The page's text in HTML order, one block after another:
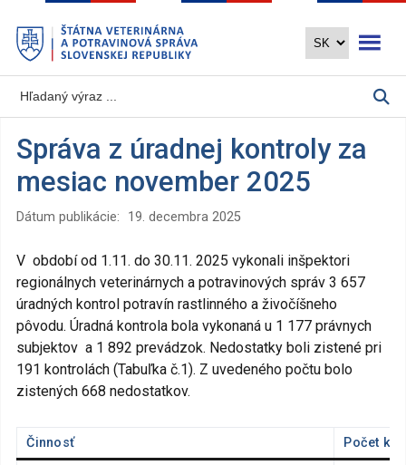
hlavný
obsah
Správa z úradnej kontroly za
mesiac november 2025
Dátum publikácie: 19. decembra 2025
V období od 1.11. do 30.11. 2025 vykonali inšpektori
regionálnych veterinárnych a potravinových správ 3 657
úradných kontrol potravín rastlinného a živočíšneho
pôvodu. Úradná kontrola bola vykonaná u 1 177 právnych
subjektov a 1 892 prevádzok. Nedostatky boli zistené pri
191 kontrolách (Tabuľka č.1). Z uvedeného počtu bolo
zistených 668 nedostatkov.
Činnosť Počet